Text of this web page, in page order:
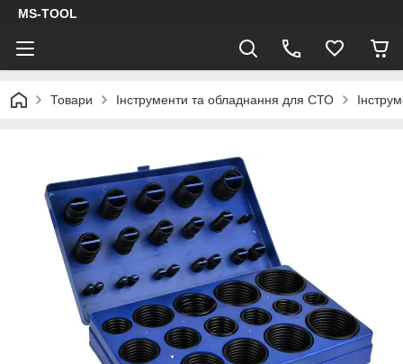
MS-TOOL
Товари Інструменти та обладнання для СТО